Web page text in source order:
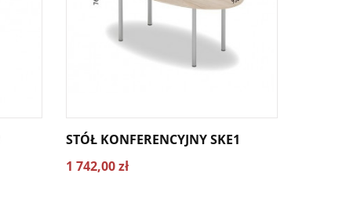
STÓŁ KONFERENCYJNY SKE1
1 742,00 zł